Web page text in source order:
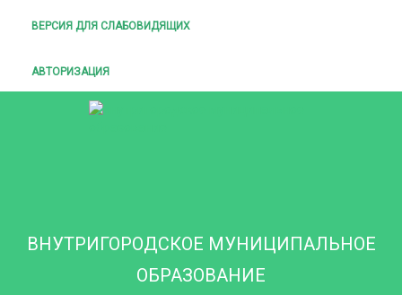
ВЕРСИЯ ДЛЯ СЛАБОВИДЯЩИХ
АВТОРИЗАЦИЯ
ВНУТРИГОРОДСКОЕ МУНИЦИПАЛЬНОЕ
ОБРАЗОВАНИЕ